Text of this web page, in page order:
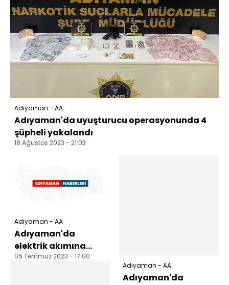
Adıyaman - AA
Adıyaman'da uyuşturucu operasyonunda 4
şüpheli yakalandı
18 Ağustos 2023 - 21:03
Adıyaman - AA
Adıyaman'da
elektrik akımına
kapılan genç öldü
05 Temmuz 2023 - 17:00
Adıyaman - AA
Adıyaman'da